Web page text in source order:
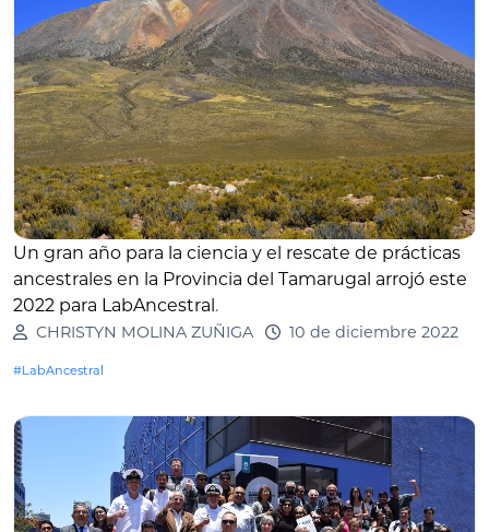
Un gran año para la ciencia y el rescate de prácticas
ancestrales en la Provincia del Tamarugal arrojó este
2022 para LabAncestral.
CHRISTYN MOLINA ZUÑIGA 10 de diciembre 2022
#LabAncestral